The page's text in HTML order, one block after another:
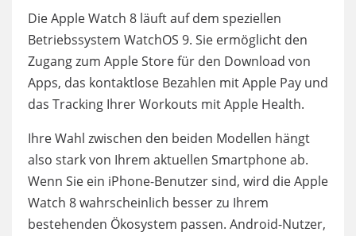
Die Apple Watch 8 läuft auf dem speziellen
Betriebssystem WatchOS 9. Sie ermöglicht den
Zugang zum Apple Store für den Download von
Apps, das kontaktlose Bezahlen mit Apple Pay und
das Tracking Ihrer Workouts mit Apple Health.
Ihre Wahl zwischen den beiden Modellen hängt
also stark von Ihrem aktuellen Smartphone ab.
Wenn Sie ein iPhone-Benutzer sind, wird die Apple
Watch 8 wahrscheinlich besser zu Ihrem
bestehenden Ökosystem passen. Android-Nutzer,